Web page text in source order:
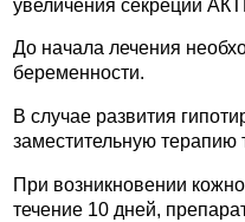
увеличения секреции
До начала лечения
беременности.
В случае развития
заместительную терапию
При возникновении
течение 10 дней,